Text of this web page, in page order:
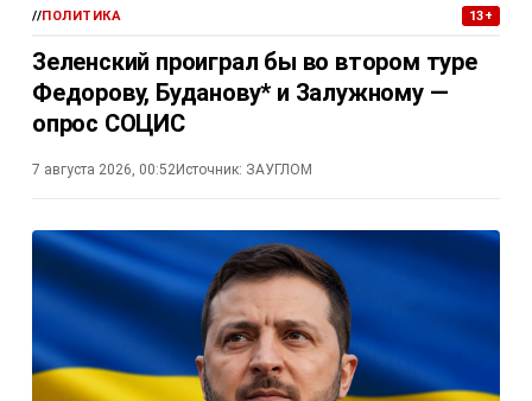
//ПОЛИТИКА 13+
Зеленский проиграл бы во втором туре
Федорову, Буданову* и Залужному —
опрос СОЦИС
7 августа 2026, 00:52Источник: ЗАУГЛОМ